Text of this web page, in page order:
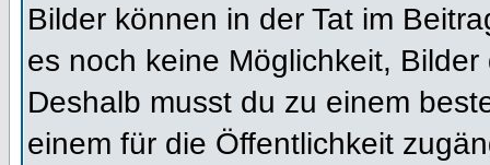
Bilder können in der Tat im
es noch keine Möglichkeit,
Deshalb musst du zu einem
einem für die Öffentlichkeit